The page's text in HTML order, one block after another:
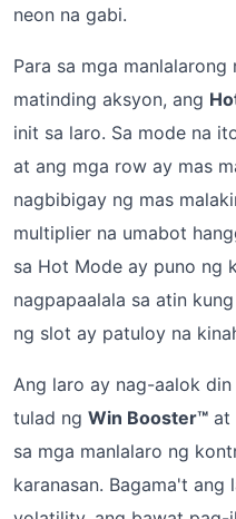
neon na gabi.
Para sa mga manlalarong
matinding aksyon, ang
init sa laro. Sa mode na
at ang mga row ay mas
nagbibigay ng mas
multiplier na umabot
sa Hot Mode ay puno ng
nagpapaalala sa atin
ng slot ay patuloy na
Ang laro ay nag-aalok
tulad ng Win Booster™ at
sa mga manlalaro ng
karanasan. Bagama't ang